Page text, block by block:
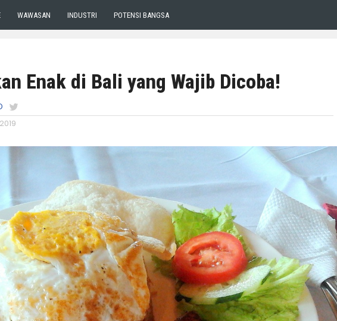
WAWASAN INDUSTRI POTENSI BANGSA
Enak di Bali yang Wajib Dicoba!